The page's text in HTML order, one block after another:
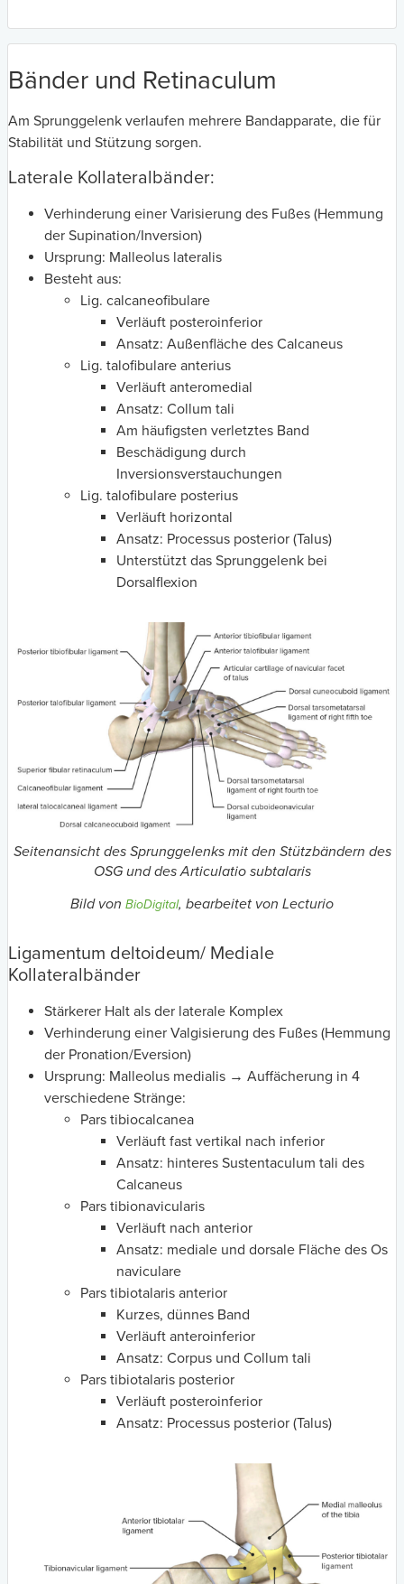
Bänder und Retinaculum
Am Sprunggelenk verlaufen mehrere Bandapparate, die für
Stabilität und Stützung sorgen.
Laterale Kollateralbänder:
Verhinderung einer Varisierung des Fußes (Hemmung
der Supination/Inversion)
Ursprung: Malleolus lateralis
Besteht aus:
Lig. calcaneofibulare
Verläuft posteroinferior
Ansatz: Außenfläche des Calcaneus
Lig. talofibulare anterius
Verläuft anteromedial
Ansatz: Collum tali
Am häufigsten verletztes Band
Beschädigung durch
Inversionsverstauchungen
Lig. talofibulare posterius
Verläuft horizontal
Ansatz: Processus posterior (Talus)
Unterstützt das Sprunggelenk bei
Dorsalflexion
Seitenansicht des Sprunggelenks mit den Stützbändern des
OSG und des Articulatio subtalaris
Bild von BioDigital, bearbeitet von Lecturio
Ligamentum deltoideum/ Mediale
Kollateralbänder
Stärkerer Halt als der laterale Komplex
Verhinderung einer Valgisierung des Fußes (Hemmung
der Pronation/Eversion)
Ursprung: Malleolus medialis → Auffächerung in 4
verschiedene Stränge:
Pars tibiocalcanea
Verläuft fast vertikal nach inferior
Ansatz: hinteres Sustentaculum tali des
Calcaneus
Pars tibionavicularis
Verläuft nach anterior
Ansatz: mediale und dorsale Fläche des Os
naviculare
Pars tibiotalaris anterior
Kurzes, dünnes Band
Verläuft anteroinferior
Ansatz: Corpus und Collum tali
Pars tibiotalaris posterior
Verläuft posteroinferior
Ansatz: Processus posterior (Talus)